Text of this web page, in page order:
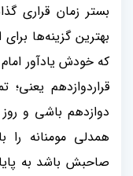
بستر زمان قراری
بهترین گزینه‌ها
که خودش یادآور
قراردوازدهم یعنی؛
دوازدهم باشی و
همدلی مومنانه را
صاحبش باشد به